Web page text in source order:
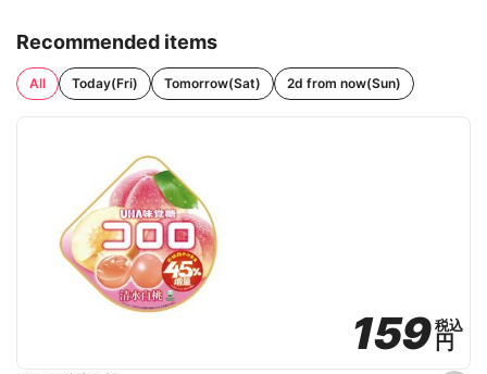
Recommended items
All Today(Fri) Tomorrow(Sat) 2d from now(Sun)
159
159税込
税込
円
円